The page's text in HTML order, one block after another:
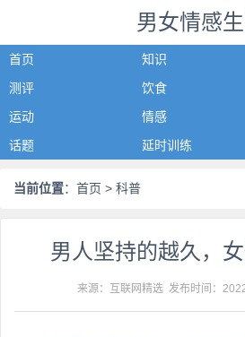
男女情感
首页 知识
测评
饮食
运动
情感
话题
延时训练
当前位置： 首页 > 科普
男人坚持的越久，
来源：互联网精选 发布时间：